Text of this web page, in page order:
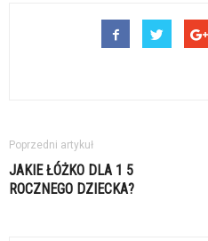
Poprzedni artykuł
JAKIE ŁÓŻKO DLA 1 5
ROCZNEGO DZIECKA?